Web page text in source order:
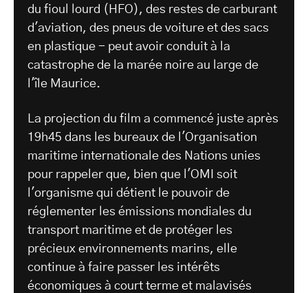
du fioul lourd (HFO), des restes de carburant
d'aviation, des pneus de voiture et des sacs
en plastique - peut avoir conduit à la
catastrophe de la marée noire au large de
l'île Maurice.
La projection du film a commencé juste après
19h45 dans les bureaux de l'Organisation
maritime internationale des Nations unies
pour rappeler que, bien que l'OMI soit
l'organisme qui détient le pouvoir de
réglementer les émissions mondiales du
transport maritime et de protéger les
précieux environnements marins, elle
continue à faire passer les intérêts
économiques à court terme et malavisés